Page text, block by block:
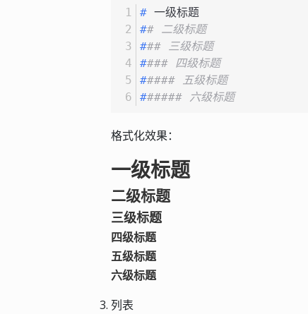
# 一级标题
## 二级标题
### 三级标题
#### 四级标题
##### 五级标题
###### 六级标题
格式化效果：
一级标题
二级标题
三级标题
四级标题
五级标题
六级标题
列表